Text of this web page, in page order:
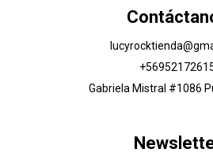
Gabriela Mistral #1086